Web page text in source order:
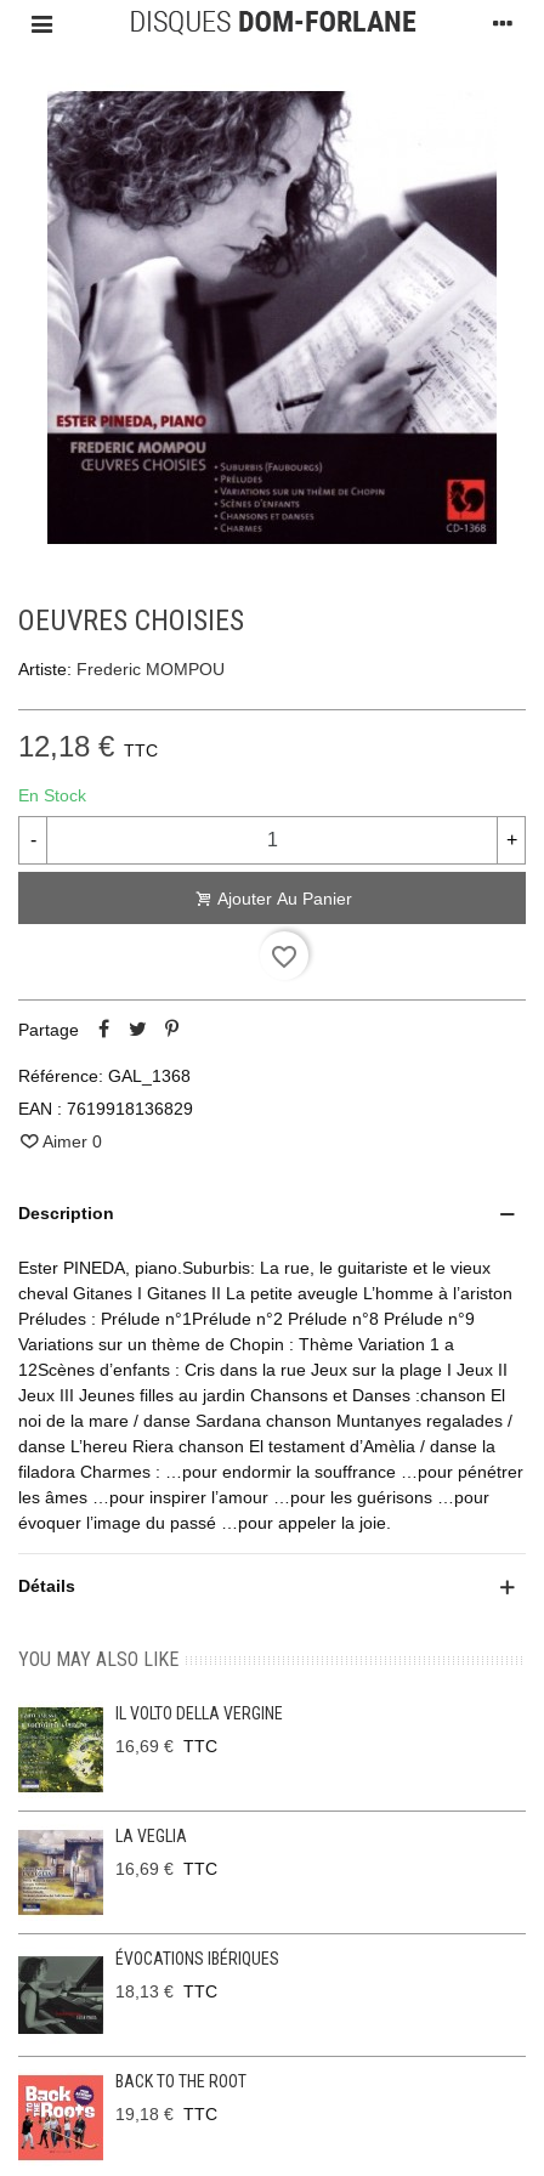
OEUVRES CHOISIES
Artiste: Frederic MOMPOU
12,18 € TTC
En Stock
- +
Ajouter Au Panier
favorite_border
Partage
Référence: GAL_1368
EAN : 7619918136829
Aimer 0
Description
Ester PINEDA, piano.Suburbis: La rue, le guitariste et le vieux
cheval Gitanes I Gitanes II La petite aveugle L’homme à l’ariston
Préludes : Prélude n°1Prélude n°2 Prélude n°8 Prélude n°9
Variations sur un thème de Chopin : Thème Variation 1 a
12Scènes d’enfants : Cris dans la rue Jeux sur la plage I Jeux II
Jeux III Jeunes filles au jardin Chansons et Danses :chanson El
noi de la mare / danse Sardana chanson Muntanyes regalades /
danse L’hereu Riera chanson El testament d’Amèlia / danse la
filadora Charmes : …pour endormir la souffrance …pour pénétrer
les âmes …pour inspirer l’amour …pour les guérisons …pour
évoquer l’image du passé …pour appeler la joie.
Détails
YOU MAY ALSO LIKE
IL VOLTO DELLA VERGINE
16,69 € TTC
LA VEGLIA
16,69 € TTC
ÉVOCATIONS IBÉRIQUES
18,13 € TTC
BACK TO THE ROOT
19,18 € TTC